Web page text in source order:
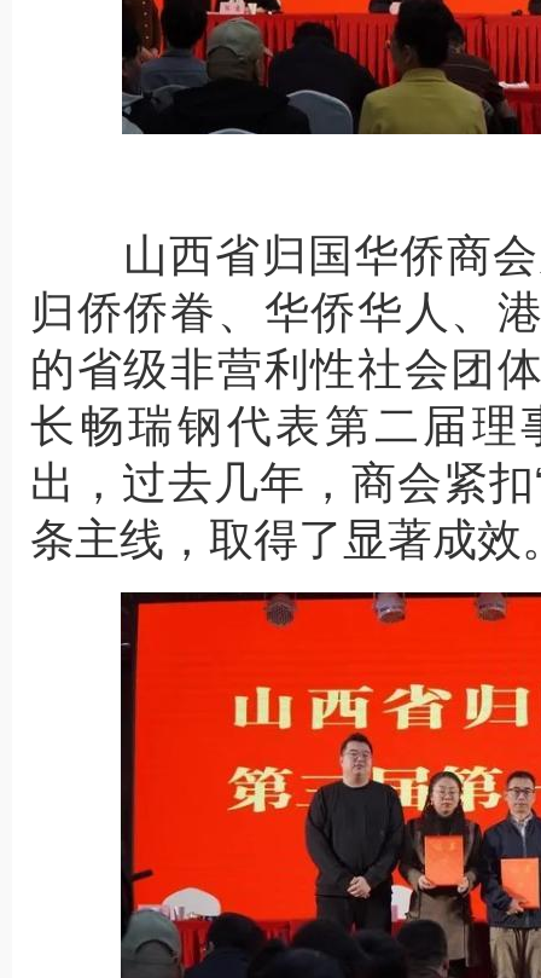
山西省归国华侨商会
归侨侨眷、华侨华人、
的省级非营利性社会团
长畅瑞钢代表第二届理
出，过去几年，商会紧扣
条主线，取得了显著成效